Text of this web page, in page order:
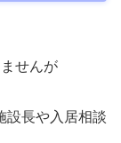
せんが
設長や入居相談